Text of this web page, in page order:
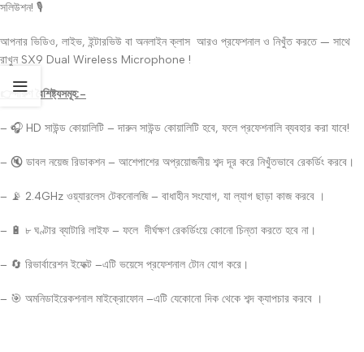
সলিউশন! 🎙
আপনার ভিডিও, লাইভ, ইন্টারভিউ বা অনলাইন ক্লাস আরও প্রফেশনাল ও নিখুঁত করতে — সাথে
রাখুন SX9 Dual Wireless Microphone !
👉দারুণ বৈশিষ্ট্যসমূহ:-
– 🎧 HD সাউন্ড কোয়ালিটি – দারুন সাউন্ড কোয়ালিটি হবে, ফলে প্রফেশনালি ব্যবহার করা যাবে!
– 🔇 ডাবল নয়েজ রিডাকশন – আশেপাশের অপ্রয়োজনীয় শব্দ দূর করে নিখুঁতভাবে রেকর্ডিং করবে।
– 📡 2.4GHz ওয়্যারলেস টেকনোলজি – বাধাহীন সংযোগ, যা ল্যাগ ছাড়া কাজ করবে ।
– 🔋 ৮ ঘণ্টার ব্যাটারি লাইফ – ফলে দীর্ঘক্ষণ রেকর্ডিংয়ে কোনো চিন্তা করতে হবে না।
– 🔄 রিভার্বারেশন ইফেক্ট –এটি ভয়েসে প্রফেশনাল টোন যোগ করে।
– 🎯 অমনিডাইরেকশনাল মাইক্রোফোন –এটি যেকোনো দিক থেকে শব্দ ক্যাপচার করবে ।